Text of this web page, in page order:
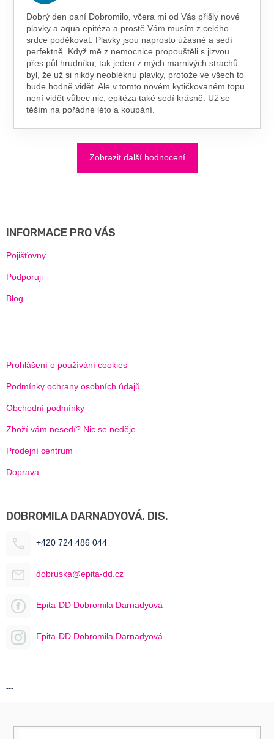
Dobrý den paní Dobromilo, včera mi od Vás přišly nové
plavky a aqua epitéza a prostě Vám musím z celého
srdce poděkovat. Plavky jsou naprosto úžasné a sedí
perfektně. Když mě z nemocnice propouštěli s jizvou
přes půl hrudníku, tak jeden z mých marnivých strachů
byl, že už si nikdy neobléknu plavky, protože ve všech to
bude hodně vidět. Ale v tomto novém kytičkovaném topu
není vidět vůbec nic, epitéza také sedí krásně. Už se
těším na pořádné léto a koupání.
Zobrazit další hodnocení
INFORMACE PRO VÁS
Pojišťovny
Podporuji
Blog
Prohlášení o používání cookies
Podmínky ochrany osobních údajů
Obchodní podmínky
Zboží vám nesedí? Nic se neděje
Prodejní centrum
Doprava
DOBROMILA DARNADYOVÁ, DIS.
+420 724 486 044
dobruska@epita-dd.cz
Epita-DD Dobromila Darnadyová
Epita-DD Dobromila Darnadyová
---